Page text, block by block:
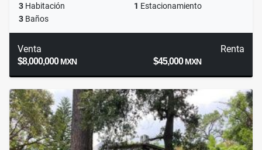
3 Habitación 1 Estacionamiento
3 Baños
Venta
$8,000,000MXN
Renta
$45,000MXN